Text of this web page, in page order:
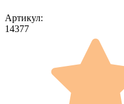
Артикул:
14377